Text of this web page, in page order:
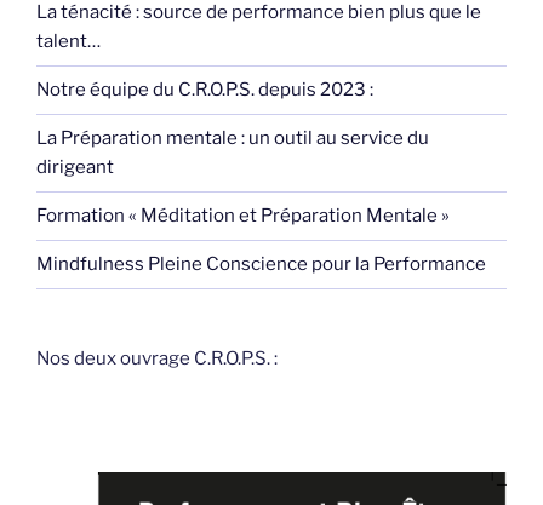
La ténacité : source de performance bien plus que le
talent…
Notre équipe du C.R.O.P.S. depuis 2023 :
La Préparation mentale : un outil au service du
dirigeant
Formation « Méditation et Préparation Mentale »
Mindfulness Pleine Conscience pour la Performance
Nos deux ouvrage C.R.O.P.S. :